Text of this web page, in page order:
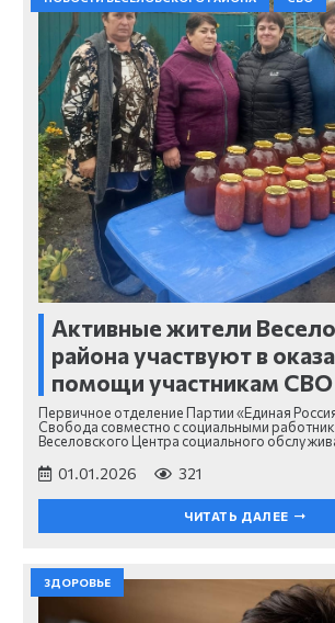
Активные жители
района участвуют в
помощи участникам СВО
Первичное отделение Партии «Единая
Свобода совместно с социальными
Веселовского Центра социального
01.01.2026 321
ЧИТАТЬ ДАЛЕЕ
ЗДОРОВЬЕ